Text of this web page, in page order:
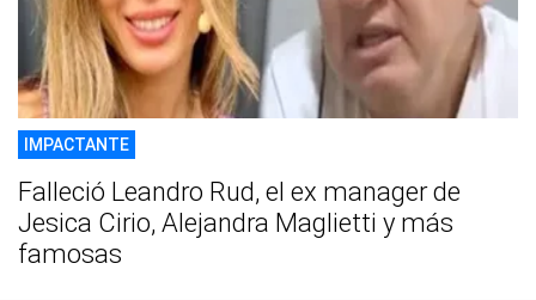
IMPACTANTE
Falleció Leandro Rud, el ex manager de
Jesica Cirio, Alejandra Maglietti y más
famosas